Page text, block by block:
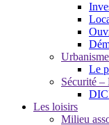
Le
Sécurité –
Les loisirs
Milieu